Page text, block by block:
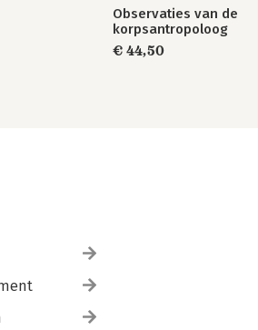
Observaties van de
korpsantropoloog
€ 44,50